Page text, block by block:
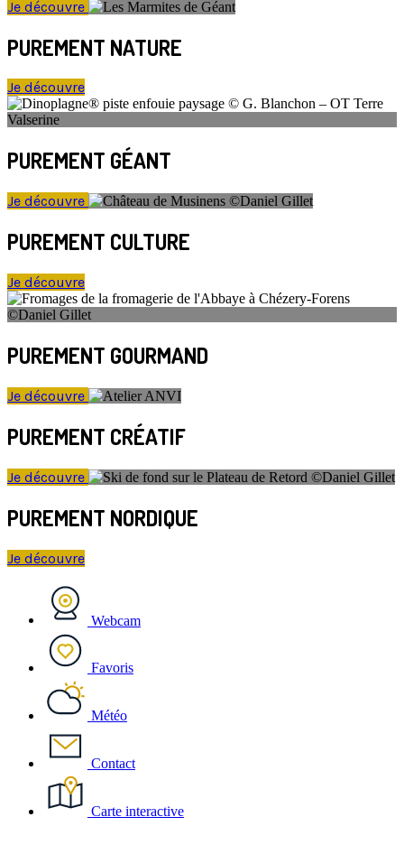
Je découvre
PUREMENT NATURE
Je découvre
PUREMENT GÉANT
Je découvre
PUREMENT CULTURE
Je découvre
PUREMENT GOURMAND
Je découvre
PUREMENT CRÉATIF
Je découvre
PUREMENT NORDIQUE
Je découvre
Webcam
Favoris
Météo
Contact
Carte interactive